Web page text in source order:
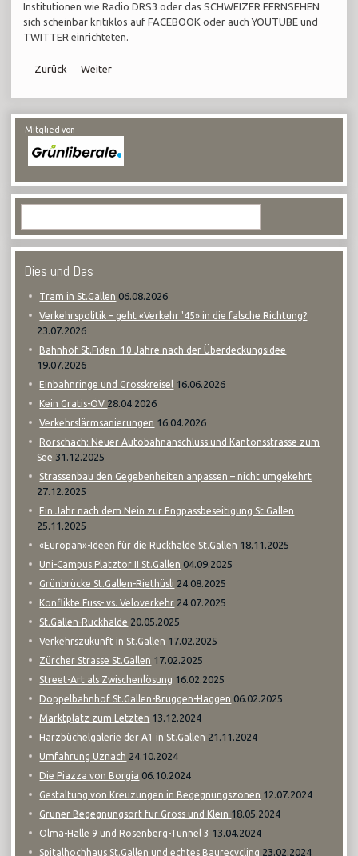
Institutionen wie Radio DRS3 oder das SCHWEIZER FERNSEHEN
sich scheinbar kritiklos auf FACEBOOK oder auch YOUTUBE und
TWITTER einrichteten.
Zurück Weiter
Mitglied von
Dies und Das
Tram in St.Gallen 06.08.2026
Verkehrspolitik – geht «Verkehr '45» in die falsche Richtung?
23.07.2026
Bahnhof St.Fiden: 10 Jahre nach der Überdeckungsidee
19.07.2026
Einbahnringe und Grosskreisel 16.06.2026
Kein Gratis-ÖV 28.04.2026
Verkehrslärmsanierungen 16.04.2026
Rorschach: Neuer Autobahnanschluss und Kantonsstrasse zum
See 31.12.2025
Strassenbau den Gegebenheiten anpassen – nicht umgekehrt
27.12.2025
Ein Jahr nach dem Nein zur Engpassbeseitigung St.Gallen
25.11.2025
«Europan»-Ideen für die Ruckhalde St.Gallen 18.11.2025
Uni-Campus Platztor II St.Gallen 04.09.2025
Grünbrücke St.Gallen-Riethüsli 24.08.2025
Konflikte Fuss- vs. Veloverkehr 24.07.2025
St.Gallen-Ruckhalde 20.05.2025
Verkehrszukunft in St.Gallen 17.02.2025
Zürcher Strasse St.Gallen 17.02.2025
Street-Art als Zwischenlösung 16.02.2025
Doppelbahnhof St.Gallen-Bruggen-Haggen 06.02.2025
Marktplatz zum Letzten 13.12.2024
Harzbüchelgalerie der A1 in St.Gallen 21.11.2024
Umfahrung Uznach 24.10.2024
Die Piazza von Borgia 06.10.2024
Gestaltung von Kreuzungen in Begegnungszonen 12.07.2024
Grüner Begegnungsort für Gross und Klein 18.05.2024
Olma-Halle 9 und Rosenberg-Tunnel 3 13.04.2024
Spitalhochhaus St.Gallen und echtes Baurecycling 23.02.2024